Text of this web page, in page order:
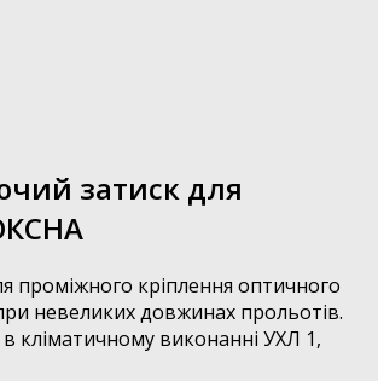
затиск для
проміжного кріплення оптичного
невеликих довжинах прольотів.
кліматичному виконанні УХЛ 1,